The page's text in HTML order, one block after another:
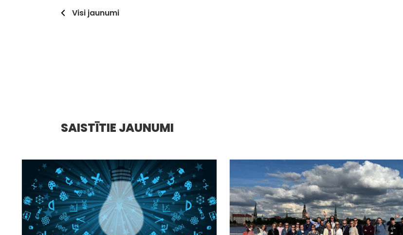
Visi jaunumi
SAISTĪTIE JAUNUMI